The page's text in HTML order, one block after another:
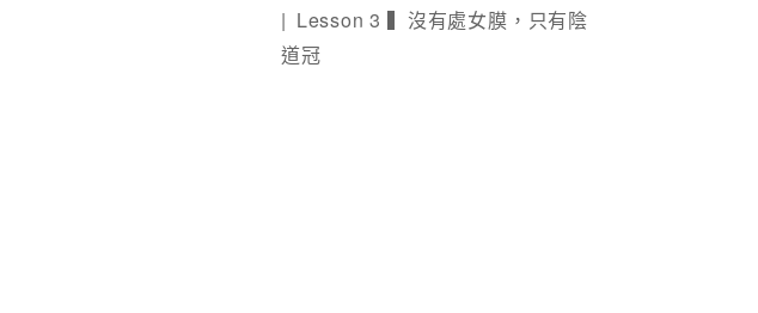
Lesson 3 ▍沒有處女膜，只有陰
道冠